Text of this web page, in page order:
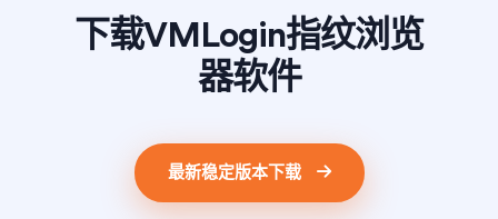
下载VMLogin指纹浏览
器软件
最新稳定版本下载